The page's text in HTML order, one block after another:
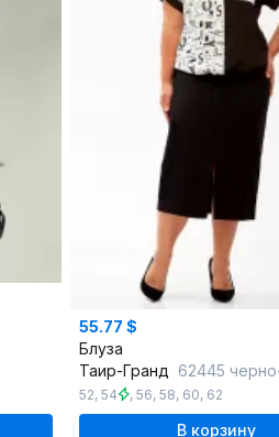
55.77 $
Блуза
Таир-Гранд 62445 черно-
52, 54 , 56, 58, 60, 62
В корзину